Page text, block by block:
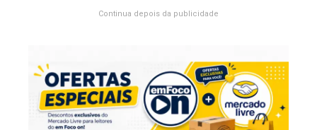
Continua depois da publicidade